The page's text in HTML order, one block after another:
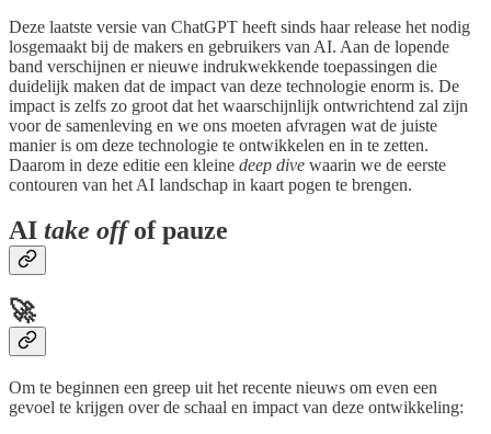
Deze laatste versie van ChatGPT heeft sinds haar release het nodig
losgemaakt bij de makers en gebruikers van AI. Aan de lopende
band verschijnen er nieuwe indrukwekkende toepassingen die
duidelijk maken dat de impact van deze technologie enorm is. De
impact is zelfs zo groot dat het waarschijnlijk ontwrichtend zal zijn
voor de samenleving en we ons moeten afvragen wat de juiste
manier is om deze technologie te ontwikkelen en in te zetten.
Daarom in deze editie een kleine deep dive waarin we de eerste
contouren van het AI landschap in kaart pogen te brengen.
AI take offof pauze
🚀
Om te beginnen een greep uit het recente nieuws om even een
gevoel te krijgen over de schaal en impact van deze ontwikkeling: